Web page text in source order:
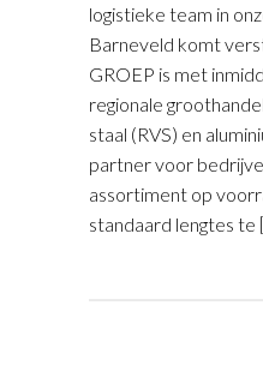
logistieke team in
Barneveld komt
GROEP is met
regionale
staal (RVS) en
partner voor
assortiment op
standaard lengtes te